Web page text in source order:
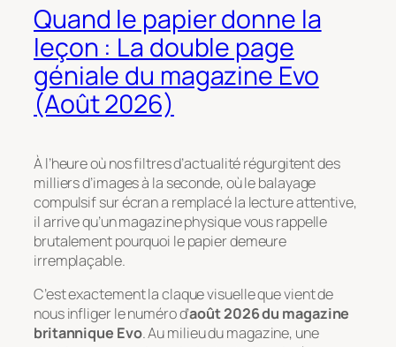
Quand le papier donne la
leçon : La double page
géniale du magazine Evo
(Août 2026)
À l’heure où nos filtres d’actualité régurgitent des
milliers d’images à la seconde, où le balayage
compulsif sur écran a remplacé la lecture attentive,
il arrive qu’un magazine physique vous rappelle
brutalement pourquoi le papier demeure
irremplaçable.
C’est exactement la claque visuelle que vient de
nous infliger le numéro d’août 2026 du magazine
britannique Evo. Au milieu du magazine, une